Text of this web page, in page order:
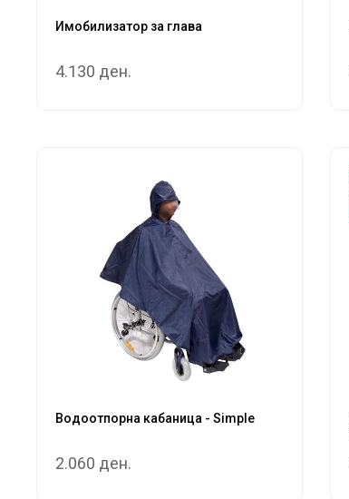
Имобилизатор за глава
4.130 ден.
Водоотпорна кабаница - Simple
2.060 ден.